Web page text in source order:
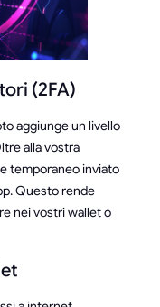
(2FA)
aggiunge un livello
alla vostra
temporaneo inviato
Questo rende
nei vostri wallet o